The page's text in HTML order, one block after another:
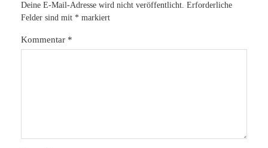
Deine E-Mail-Adresse wird nicht veröffentlicht. Erforderliche
Felder sind mit * markiert
Kommentar *